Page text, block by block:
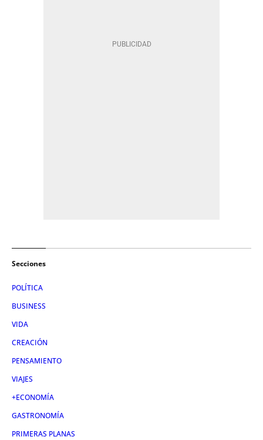
Secciones
POLÍTICA
BUSINESS
VIDA
CREACIÓN
PENSAMIENTO
VIAJES
+ECONOMÍA
GASTRONOMÍA
PRIMERAS PLANAS